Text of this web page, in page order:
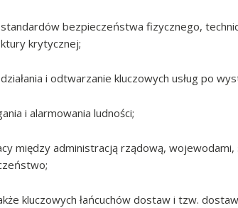
bezpieczeństwa fizycznego,
krytycznej;
i odtwarzanie kluczowych usług po
i alarmowania ludności;
między administracją rządową, wojewodami,
kluczowych łańcuchów dostaw i tzw.